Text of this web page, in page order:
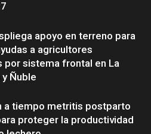
apoyo en terreno para
a agricultores
por sistema frontal en La
Ñuble
a tiempo metritis postparto
proteger la productividad